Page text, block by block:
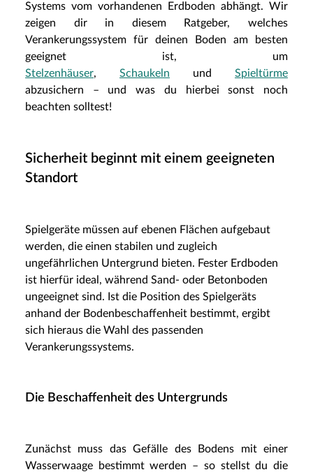
Systems vom vorhandenen Erdboden abhängt. Wir
zeigen dir in diesem Ratgeber, welches
Verankerungssystem für deinen Boden am besten
geeignet ist, um
Stelzenhäuser, Schaukeln und Spieltürme
abzusichern – und was du hierbei sonst noch
beachten solltest!
Sicherheit beginnt mit einem geeigneten
Standort
Spielgeräte müssen auf ebenen Flächen aufgebaut
werden, die einen stabilen und zugleich
ungefährlichen Untergrund bieten. Fester Erdboden
ist hierfür ideal, während Sand- oder Betonboden
ungeeignet sind. Ist die Position des Spielgeräts
anhand der Bodenbeschaffenheit bestimmt, ergibt
sich hieraus die Wahl des passenden
Verankerungssystems.
Die Beschaffenheit des Untergrunds
Zunächst muss das Gefälle des Bodens mit einer
Wasserwaage bestimmt werden – so stellst du die